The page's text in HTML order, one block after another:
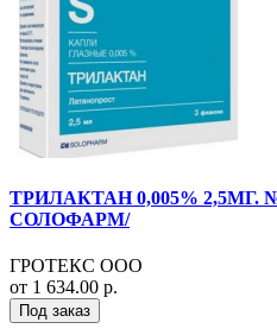
ТРИЛАКТАН 0,005%
СОЛОФАРМ/
ГРОТЕКС ООО
от 1 634.00 р.
Под заказ